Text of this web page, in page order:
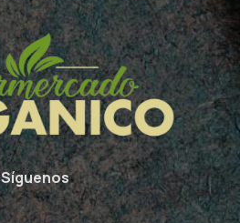
Síguenos